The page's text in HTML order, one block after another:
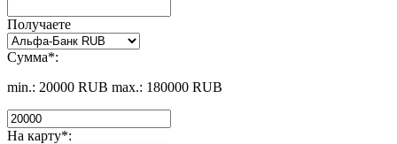
Получаете
Сумма*:
min.: 20000 RUB max.: 180000 RUB
На карту*: